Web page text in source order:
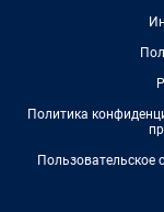
Политика
Пользовательское